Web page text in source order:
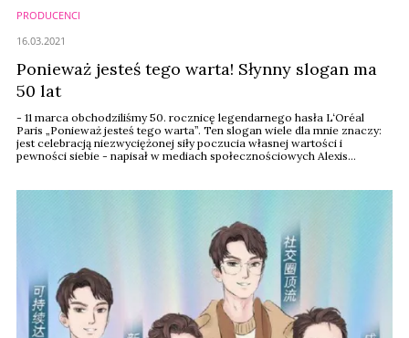
PRODUCENCI
Ponieważ jesteś tego warta! Słynny slogan ma
50 lat
- 11 marca obchodziliśmy 50. rocznicę legendarnego hasła L‘Oréal
Paris „Ponieważ jesteś tego warta”. Ten slogan wiele dla mnie znaczy:
jest celebracją niezwyciężonej siły poczucia własnej wartości i
pewności siebie - napisał w mediach społecznościowych Alexis
16.03.2021